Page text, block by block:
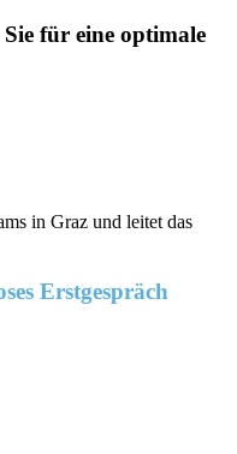
für eine optimale
in Graz und leitet das
Erstgespräch